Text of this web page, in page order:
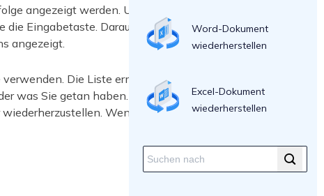
angezeigt werden. Um auf diese
die Eingabetaste. Daraufhin wird eine
angezeigt.
Die Liste ermöglicht Ihnen,
was Sie getan haben. Sie kann auch
Wenn Sie also das
Word-Dokument
wiederherstellen
Excel-Dokument
wiederherstellen